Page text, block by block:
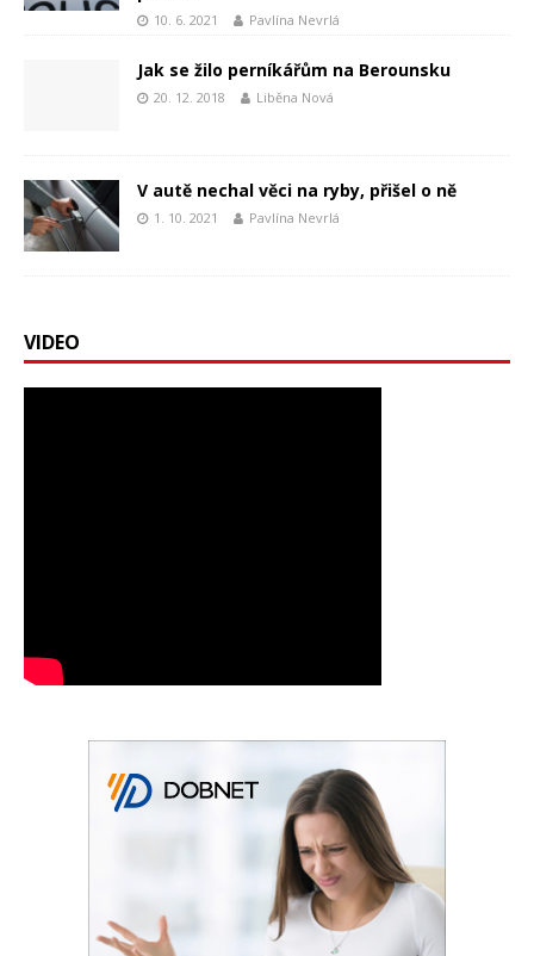
10. 6. 2021 Pavlína Nevrlá
Jak se žilo perníkářům na Berounsku
20. 12. 2018 Liběna Nová
V autě nechal věci na ryby, přišel o ně
1. 10. 2021 Pavlína Nevrlá
VIDEO